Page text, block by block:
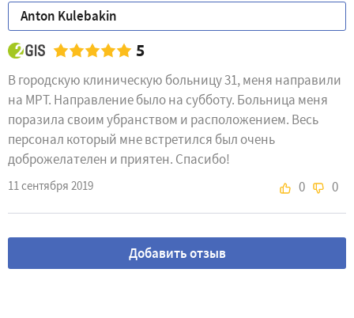
Anton Kulebakin
5
В городскую клиническую больницу 31, меня направили
на МРТ. Направление было на субботу. Больница меня
поразила своим убранством и расположением. Весь
персонал который мне встретился был очень
доброжелателен и приятен. Спасибо!
11 сентября 2019 0 0
Добавить отзыв